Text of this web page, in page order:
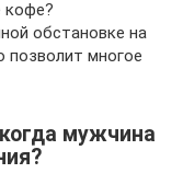
кофе?
обстановке на
позволит многое
мужчина